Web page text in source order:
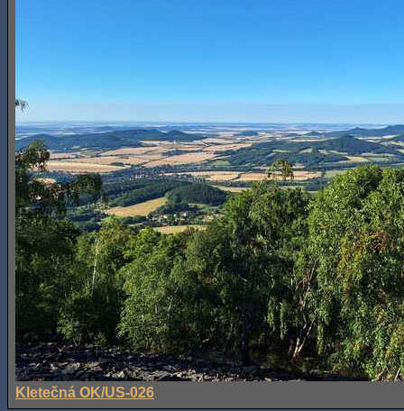
Kletečná OK/US-026